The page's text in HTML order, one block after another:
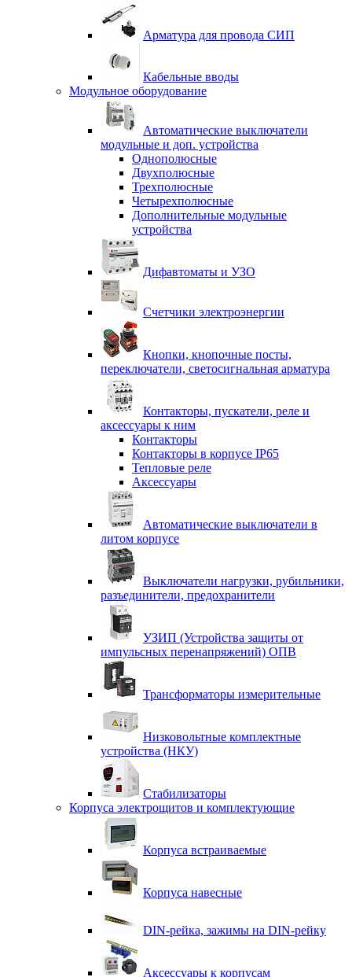
Арматура для провода СИП
Кабельные вводы
Модульное оборудование
Автоматические выключатели
модульные и доп. устройства
Однополюсные
Двухполюсные
Трехполюсные
Четырехполюсные
Дополнительные модульные
устройства
Дифавтоматы и УЗО
Счетчики электроэнергии
Кнопки, кнопочные посты,
переключатели, светосигнальная арматура
Контакторы, пускатели, реле и
аксессуары к ним
Контакторы
Контакторы в корпусе IP65
Тепловые реле
Аксессуары
Автоматические выключатели в
литом корпусе
Выключатели нагрузки, рубильники,
разъединители, предохранители
УЗИП (Устройства защиты от
импульсных перенапряжений) ОПВ
Трансформаторы измерительные
Низковольтные комплектные
устройства (НКУ)
Стабилизаторы
Корпуса электрощитов и комплектующие
Корпуса встраиваемые
Корпуса навесные
DIN-рейка, зажимы на DIN-рейку
Аксессуары к корпусам